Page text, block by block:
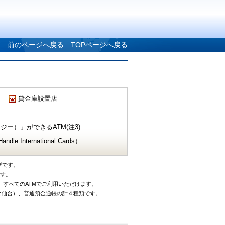
前のページへ戻る TOPページへ戻る
貸金庫設置店
ー）」ができるATM(注3)
International Cards）
す。
。
べてのATMでご利用いただけます。
台）、普通預金通帳の計４種類です。